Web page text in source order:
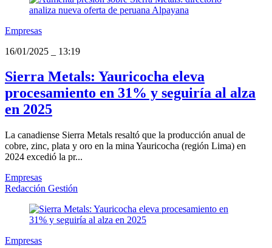
Empresas
16/01/2025
13:19
Sierra Metals: Yauricocha eleva
procesamiento en 31% y seguiría al alza
en 2025
La canadiense Sierra Metals resaltó que la producción anual de
cobre, zinc, plata y oro en la mina Yauricocha (región Lima) en
2024 excedió la pr...
Empresas
Redacción Gestión
Empresas